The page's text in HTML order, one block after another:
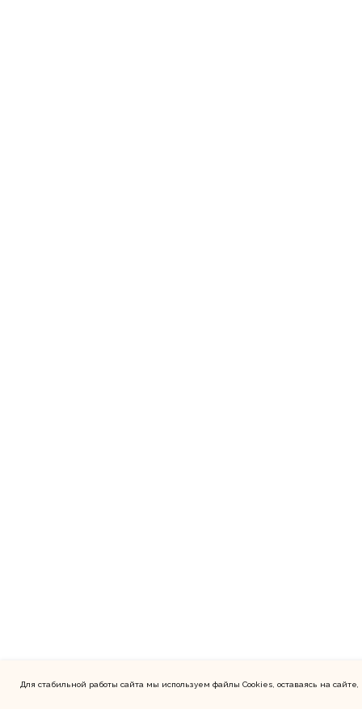
Для стабильной работы сайта мы используем файлы Cookies, оставаясь на